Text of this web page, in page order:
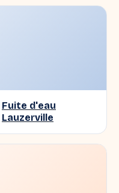
Fuite d'eau
Lauzerville